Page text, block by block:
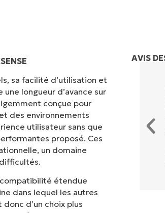
sa facilité d’utilisation et
longueur d’avance sur
conçue pour
des environnements
utilisateur sans que
proposé. Ces
un domaine
compatibilité étendue
dans lequel les autres
d’un choix plus
AVIS
grâce à une interface fluide
de configuration complexe
options et tous les outils sont
il est très facile de s'y